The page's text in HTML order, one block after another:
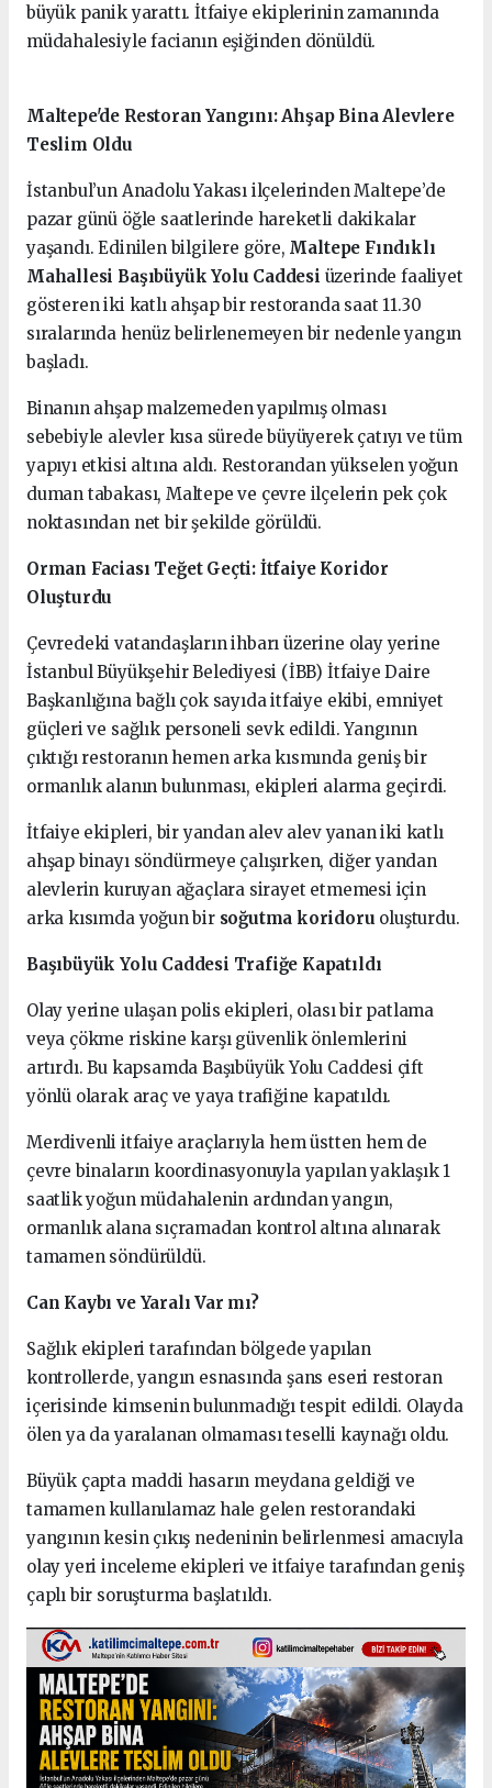
büyük panik yarattı. İtfaiye ekiplerinin zamanında
müdahalesiyle facianın eşiğinden dönüldü.
Maltepe'de Restoran Yangını: Ahşap Bina Alevlere
Teslim Oldu
İstanbul’un Anadolu Yakası ilçelerinden Maltepe’de
pazar günü öğle saatlerinde hareketli dakikalar
yaşandı. Edinilen bilgilere göre, Maltepe Fındıklı
Mahallesi Başıbüyük Yolu Caddesi üzerinde faaliyet
gösteren iki katlı ahşap bir restoranda saat 11.30
sıralarında henüz belirlenemeyen bir nedenle yangın
başladı.
Binanın ahşap malzemeden yapılmış olması
sebebiyle alevler kısa sürede büyüyerek çatıyı ve tüm
yapıyı etkisi altına aldı. Restorandan yükselen yoğun
duman tabakası, Maltepe ve çevre ilçelerin pek çok
noktasından net bir şekilde görüldü.
Orman Faciası Teğet Geçti: İtfaiye Koridor
Oluşturdu
Çevredeki vatandaşların ihbarı üzerine olay yerine
İstanbul Büyükşehir Belediyesi (İBB) İtfaiye Daire
Başkanlığına bağlı çok sayıda itfaiye ekibi, emniyet
güçleri ve sağlık personeli sevk edildi. Yangının
çıktığı restoranın hemen arka kısmında geniş bir
ormanlık alanın bulunması, ekipleri alarma geçirdi.
İtfaiye ekipleri, bir yandan alev alev yanan iki katlı
ahşap binayı söndürmeye çalışırken, diğer yandan
alevlerin kuruyan ağaçlara sirayet etmemesi için
arka kısımda yoğun bir soğutma koridoruoluşturdu.
Başıbüyük Yolu Caddesi Trafiğe Kapatıldı
Olay yerine ulaşan polis ekipleri, olası bir patlama
veya çökme riskine karşı güvenlik önlemlerini
artırdı. Bu kapsamda Başıbüyük Yolu Caddesi çift
yönlü olarak araç ve yaya trafiğine kapatıldı.
Merdivenli itfaiye araçlarıyla hem üstten hem de
çevre binaların koordinasyonuyla yapılan yaklaşık 1
saatlik yoğun müdahalenin ardından yangın,
ormanlık alana sıçramadan kontrol altına alınarak
tamamen söndürüldü.
Can Kaybı ve Yaralı Var mı?
Sağlık ekipleri tarafından bölgede yapılan
kontrollerde, yangın esnasında şans eseri restoran
içerisinde kimsenin bulunmadığı tespit edildi. Olayda
ölen ya da yaralanan olmaması teselli kaynağı oldu.
Büyük çapta maddi hasarın meydana geldiği ve
tamamen kullanılamaz hale gelen restorandaki
yangının kesin çıkış nedeninin belirlenmesi amacıyla
olay yeri inceleme ekipleri ve itfaiye tarafından geniş
çaplı bir soruşturma başlatıldı.